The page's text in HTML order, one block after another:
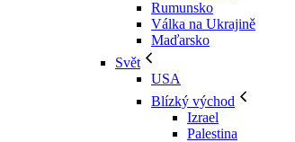
Rumunsko
Válka na Ukrajině
Maďarsko
Svět
USA
Blízký východ
Izrael
Palestina